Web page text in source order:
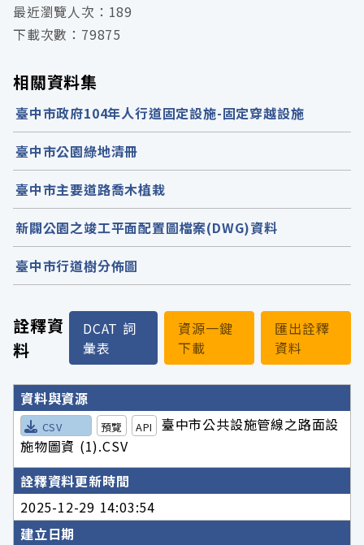
詮釋資
料
DCAT 詞
彙表
資源一鍵
下載
匯出詮釋
資料
詮釋資料詳細內容
資料與資源
CSV 預覽 API
臺中市公共設施管線之路面設
施物圖資 (1).CSV
詮釋資料更新時間
2025-12-29 14:03:54
建立日期
最近瀏覽人次：189
下載次數：79875
相關資料集
臺中市政府104年人行道固定設施-固定穿越設施
臺中市公園綠地清冊
臺中市主要道路喬木植栽
新闢公園之竣工平面配置圖檔案(DWG)資料
臺中市行道樹分佈圖